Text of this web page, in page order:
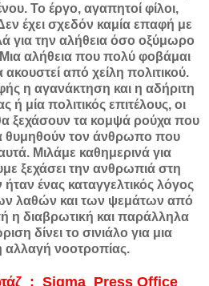
Το έργο, αγαπητοί φίλοι,
Δεν έχει σχεδόν καμία επαφή με
για την αλήθεια όσο οξύμωρο
Μια αλήθεια που πολύ φοβάμαι
από χείλη πολιτικού.
η αγανάκτηση και η αδήριτη
ή μία πολιτικός επιτέλους, οι
ξεχάσουν τα κομψά ρούχα που
θυμηθούν τον άνθρωπο που
Μιλάμε καθημερινά για
ξεχάσει την ανθρωπιά στη
ένας καταγγελτικός λόγος
λαθών και των ψεμάτων από
η διαβρωτική και παράλληλα
δίνει το σινιάλο για μια
αλλαγή νοοτροπίας.
: Sigma Press Office